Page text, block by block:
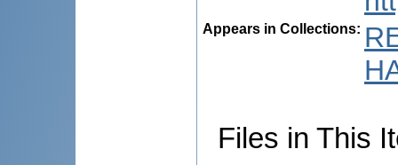
Appears in Collections:
Files in This